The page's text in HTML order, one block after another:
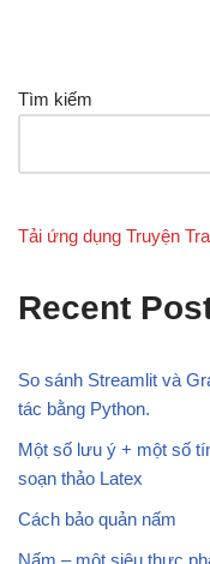
Tìm kiếm
Tải ứng dụng Truyện
Recent
So sánh Streamlit và
tác bằng Python.
Một số lưu ý + một số
soạn thảo Latex
Cách bảo quản nấm